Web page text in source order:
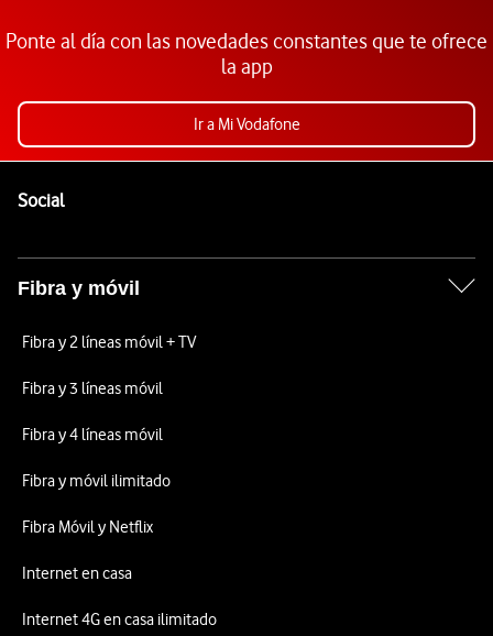
Ponte al día con las novedades constantes que te ofrece
la app
Ir a Mi Vodafone
SocialEnlaces a las redes sociales de Vodafone
Fibra y móvil
Fibra y 2 líneas móvil + TV
Fibra y 3 líneas móvil
Fibra y 4 líneas móvil
Fibra y móvil ilimitado
Fibra Móvil y Netflix
Internet en casa
Internet 4G en casa ilimitado